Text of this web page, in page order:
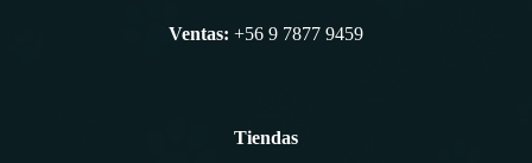
Ventas: +56 9 7877 9459
Tiendas